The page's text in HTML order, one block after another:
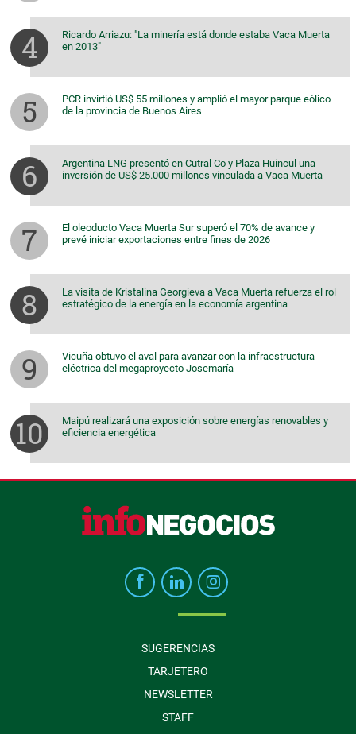
Ricardo Arriazu: "La minería está donde estaba Vaca Muerta
en 2013"
PCR invirtió US$ 55 millones y amplió el mayor parque eólico
de la provincia de Buenos Aires
Argentina LNG presentó en Cutral Co y Plaza Huincul una
inversión de US$ 25.000 millones vinculada a Vaca Muerta
El oleoducto Vaca Muerta Sur superó el 70% de avance y
prevé iniciar exportaciones entre fines de 2026
La visita de Kristalina Georgieva a Vaca Muerta refuerza el rol
estratégico de la energía en la economía argentina
Vicuña obtuvo el aval para avanzar con la infraestructura
eléctrica del megaproyecto Josemaría
Maipú realizará una exposición sobre energías renovables y
eficiencia energética
SUGERENCIAS
TARJETERO
NEWSLETTER
STAFF